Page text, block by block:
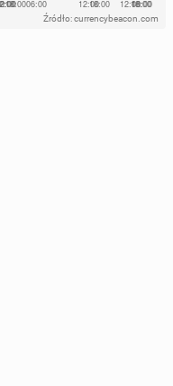
Źródło: currencybeacon.com